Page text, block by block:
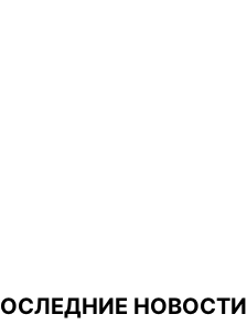
НОВОСТИ